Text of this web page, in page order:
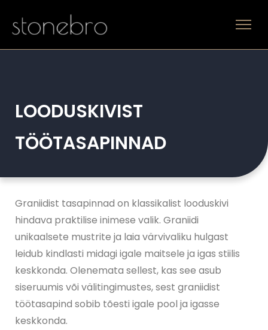
LOODUSKIVIST
TÖÖTASAPINNAD
Graniidist tasapinnad on klassikalist looduskivi
hindava praktilise inimese valik. Graniidi
unikaalsete mustrite ja laia värvivaliku hulgast
leidub kindlasti midagi igale maitsele ja igas stiilis
keskkonda. Olenemata sellest, kas see asub
siseruumis või välitingimustes, sest graniidist
töötasapind sobib tõesti igale pool ja igasse
keskkonda.